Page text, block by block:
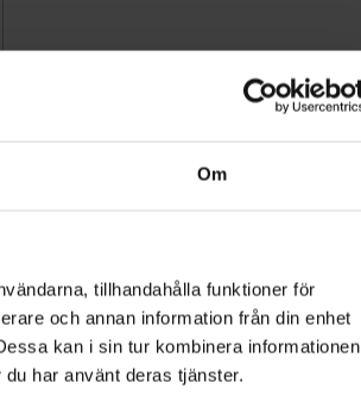
Om
tillhandahålla funktioner för
och annan information från din enhet
kan i sin tur kombinera informationen
har använt deras tjänster.
som favorit